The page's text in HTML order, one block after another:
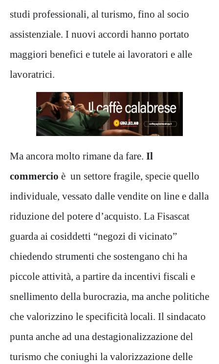
studi professionali, al turismo, fino al socio
assistenziale. I nuovi accordi hanno portato
maggiori benefici e tutele ai lavoratori e alle
lavoratrici.
Ma ancora molto rimane da fare. Il
commercio è un settore fragile, specie quello
individuale, vessato dalle vendite on line e dalla
riduzione del potere d’acquisto. La Fisascat
guarda ai cosiddetti “negozi di vicinato”
chiedendo strumenti che sostengano chi ha
piccole attività, a partire da incentivi fiscali e
snellimento della burocrazia, ma anche politiche
che valorizzino le specificità locali. Il sindacato
punta anche ad una destagionalizzazione del
turismo che coniughi la valorizzazione delle